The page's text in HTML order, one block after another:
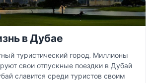
в Дубае
туристический город. Миллионы
свои отпускные поездки в Дубай
славится среди туристов своим